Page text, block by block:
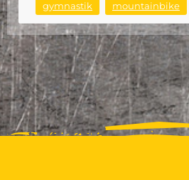
gymnastik
mountainbike